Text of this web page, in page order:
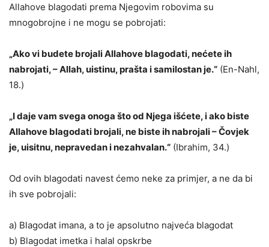
Allahove blagodati prema Njegovim robovima su
mnogobrojne i ne mogu se pobrojati:
„Ako vi budete brojali Allahove blagodati, nećete ih
nabrojati, – Allah, uistinu, prašta i samilostan je.“ (En-Nahl,
18.)
„I daje vam svega onoga što od Njega išćete, i ako biste
Allahove blagodati brojali, ne biste ih nabrojali – Čovjek
je, uisitnu, nepravedan i nezahvalan.“ (Ibrahim, 34.)
Od ovih blagodati navest ćemo neke za primjer, a ne da bi
ih sve pobrojali:
a) Blagodat imana, a to je apsolutno najveća blagodat
b) Blagodat imetka i halal opskrbe